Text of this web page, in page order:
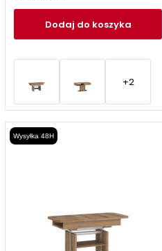
Dodaj do koszyka
+2
Wysyłka 48H